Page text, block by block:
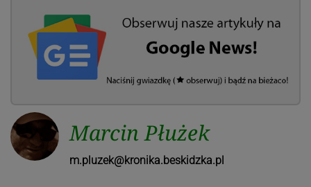
Marcin Płużek
m.pluzek@kronika.beskidzka.pl